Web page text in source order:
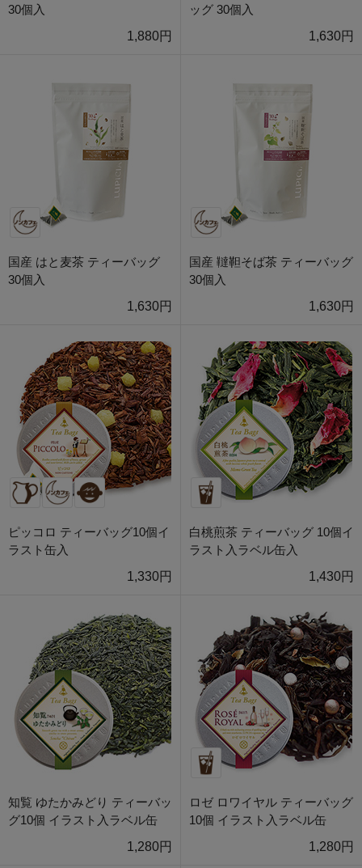
30個入
1,880円
ッグ 30個入
1,630円
国産 はと麦茶 ティーバッグ
30個入
1,630円
国産 韃靼そば茶 ティーバッグ
30個入
1,630円
ピッコロ ティーバッグ10個イ
ラスト缶入
1,330円
白桃煎茶 ティーバッグ 10個イ
ラスト入ラベル缶入
1,430円
知覧 ゆたかみどり ティーバッ
グ10個 イラスト入ラベル缶
1,280円
ロゼ ロワイヤル ティーバッグ
10個 イラスト入ラベル缶
1,280円